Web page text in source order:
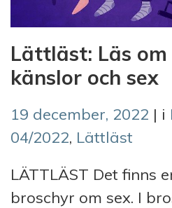
Lättläst: Läs
känslor och sex
19 december, 2022 | i
04/2022, Lättläst
LÄTTLÄST Det finns
broschyr om sex. I